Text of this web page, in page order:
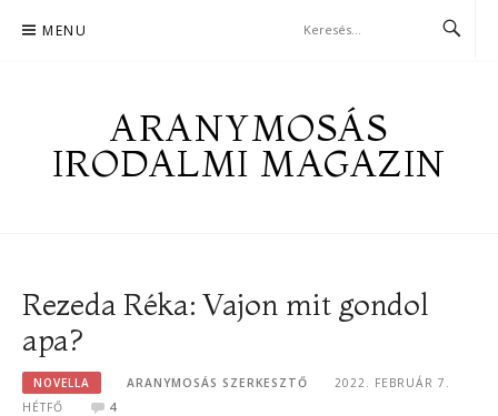
MENU
ARANYMOSÁS
IRODALMI MAGAZIN
Rezeda Réka: Vajon mit gondol
apa?
NOVELLA ARANYMOSÁS SZERKESZTŐ
2022. FEBRUÁR 7.
HÉTFŐ
4